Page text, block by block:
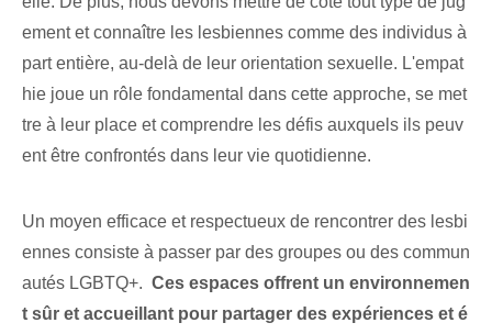
ement et connaître les lesbiennes comme des individus à
part entière, au-delà de leur orientation sexuelle. L'empat
hie joue un rôle fondamental dans cette approche, se met
tre à leur place et comprendre les défis auxquels ils peuv
ent être confrontés dans leur vie quotidienne.
Un moyen efficace et respectueux de rencontrer des lesbi
ennes consiste à passer par des groupes ou des commun
autés LGBTQ+. ⁢ Ces espaces offrent un environnemen
t sûr et accueillant pour partager des expériences‌ et é